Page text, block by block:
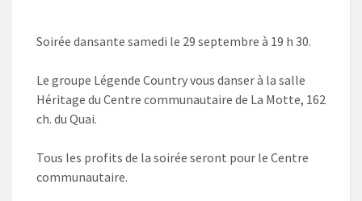
Soirée dansante samedi le 29 septembre à 19 h 30.
Le groupe Légende Country vous danser à la salle
Héritage du Centre communautaire de La Motte, 162
ch. du Quai.
Tous les profits de la soirée seront pour le Centre
communautaire.